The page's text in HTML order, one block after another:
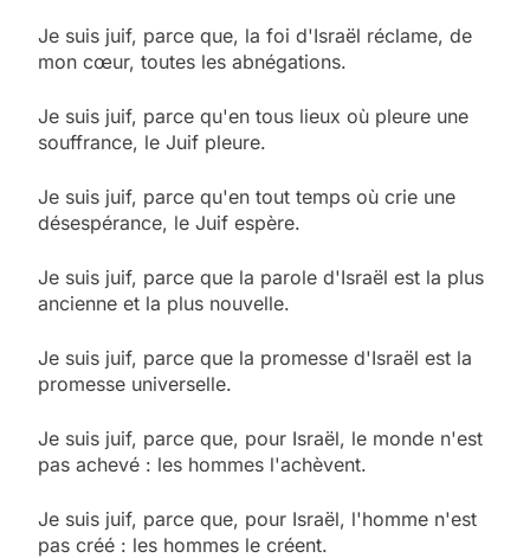
Je suis juif, parce que, la foi d'Israël réclame, de
mon cœur, toutes les abnégations.
Je suis juif, parce qu'en tous lieux où pleure une
souffrance, le Juif pleure.
Je suis juif, parce qu'en tout temps où crie une
désespérance, le Juif espère.
Je suis juif, parce que la parole d'Israël est la plus
ancienne et la plus nouvelle.
Je suis juif, parce que la promesse d'Israël est la
promesse universelle.
Je suis juif, parce que, pour Israël, le monde n'est
pas achevé : les hommes l'achèvent.
Je suis juif, parce que, pour Israël, l'homme n'est
pas créé : les hommes le créent.